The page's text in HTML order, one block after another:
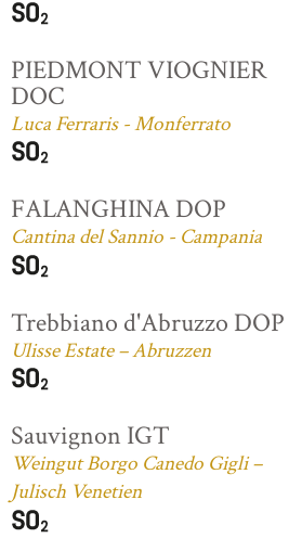
PIEDMONT VIOGNIER
DOC
Luca Ferraris - Monferrato
FALANGHINA DOP
Cantina del Sannio - Campania
Trebbiano d'Abruzzo DOP
Ulisse Estate – Abruzzen
Sauvignon IGT
Weingut Borgo Canedo Gigli –
Julisch Venetien